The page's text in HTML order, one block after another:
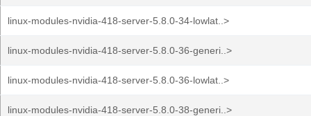
linux-modules-nvidia-418-server-5.8.0-34-lowlat..>
linux-modules-nvidia-418-server-5.8.0-36-generi..>
linux-modules-nvidia-418-server-5.8.0-36-lowlat..>
linux-modules-nvidia-418-server-5.8.0-38-generi..>